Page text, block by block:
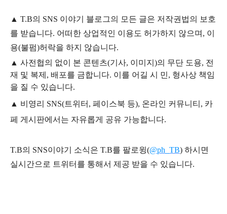
▲ T.B의 SNS 이야기 블 로그의 모든 글은 저작권법의 보호
를 받습니다. 어떠한 상업적인 이용도 허가하지 않으며, 이
용(불펌)허락을 하지 않습니다.
▲ 사전협의 없이 본 콘텐츠(기사, 이미지)의 무단 도용, 전
재 및 복제, 배포를 금합니다. 이를 어길 시 민, 형사상 책임
을 질 수 있습니다.
▲ 비영리 SNS(트위터, 페이스북 등), 온라인 커뮤니티, 카
페 게시판에서는 자유롭게 공유 가능합니다.
T.B의 SNS이야기 소식은 T.B를 팔로윙(@ph_TB) 하시면
실시간으로 트위터를 통해서 제공 받을 수 있습니다.